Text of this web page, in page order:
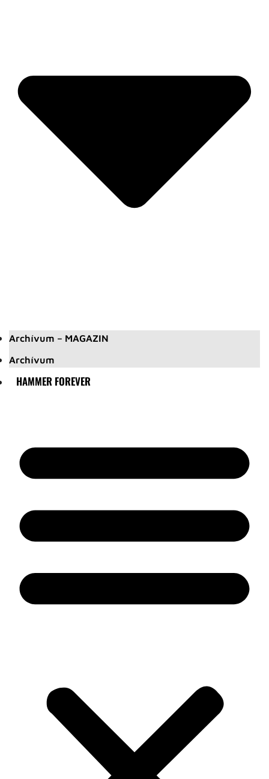
Archívum – MAGAZIN
Archívum
HAMMER FOREVER